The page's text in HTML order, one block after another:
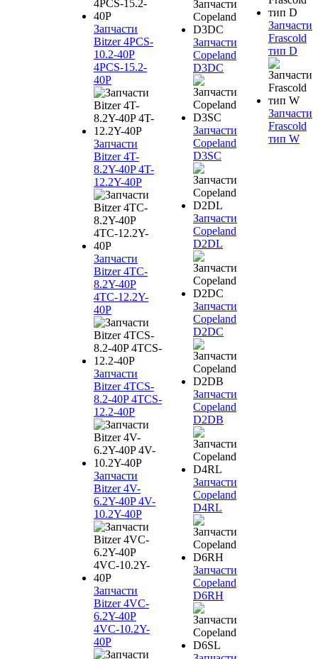
Запчасти
Bitzer 4PCS-
10.2-40P
4PCS-15.2-
40P
Запчасти
Bitzer 4T-
8.2Y-40P 4T-
12.2Y-40P
Запчасти
Bitzer 4TC-
8.2Y-40P
4TC-12.2Y-
40P
Запчасти
Bitzer 4TCS-
8.2-40P 4TCS-
12.2-40P
Запчасти
Bitzer 4V-
6.2Y-40P 4V-
10.2Y-40P
Запчасти
Bitzer 4VC-
6.2Y-40P
4VC-10.2Y-
40P
Запчасти
Copeland
D3DC
Запчасти
Copeland
D3SC
Запчасти
Copeland
D2DL
Запчасти
Copeland
D2DC
Запчасти
Copeland
D2DB
Запчасти
Copeland
D4RL
Запчасти
Copeland
D6RH
Запчасти
Frascold
тип D
Запчасти
Frascold
тип W